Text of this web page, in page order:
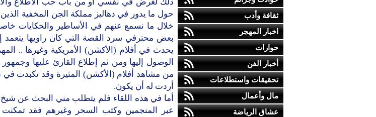
ثقافة وأدب
اخبار المهجر
حوارات
أخبار الفن
تحقيقات واستطلاعات
مال وأعمال
عشاق الرياضة
حول ما يدور في دهاليز مملكة الجن المخفية الذين
خلال ما نسمع عنهم في الأساطير والحكايات خاصة
بعض محترفي سرد القصة التي كان راويها
يحدث في أفلام (الأكشن) الأمريكية وغيرها ..
الوصول إليها ومن ثم إطلاع القارئ عليها
من مشاهد أفلام (الأكشن) المثيرة وقد تكبدت
أردت له أن يكون.
أما في هذه اللقاء فلم يتطلب مني البحث عن
عبر المنجمين وكتب السحر وغيرهم فقد تمكنت